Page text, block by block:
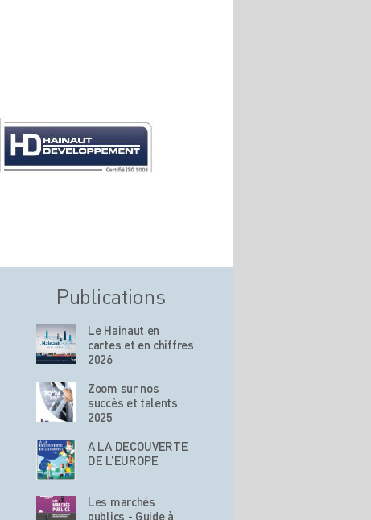
Publications
Le Hainaut en
cartes et en chiffres
2026
Zoom sur nos
succès et talents
2025
A LA DECOUVERTE
DE L’EUROPE
Les marchés
publics - Guide à